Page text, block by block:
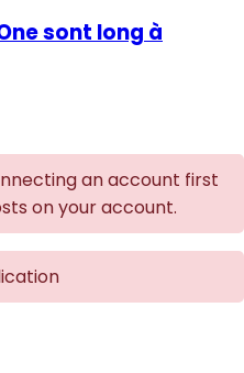
sont long à
an account first
on your account.